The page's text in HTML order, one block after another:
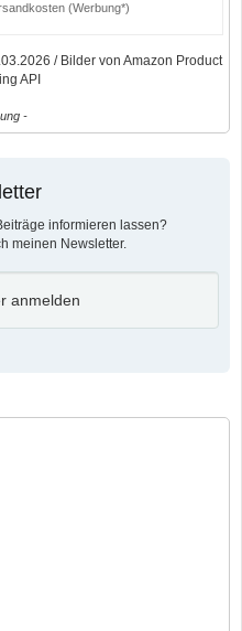
(Werbung*)
/ Bilder von Amazon Product
API
-
informieren lassen?
meinen Newsletter.
anmelden